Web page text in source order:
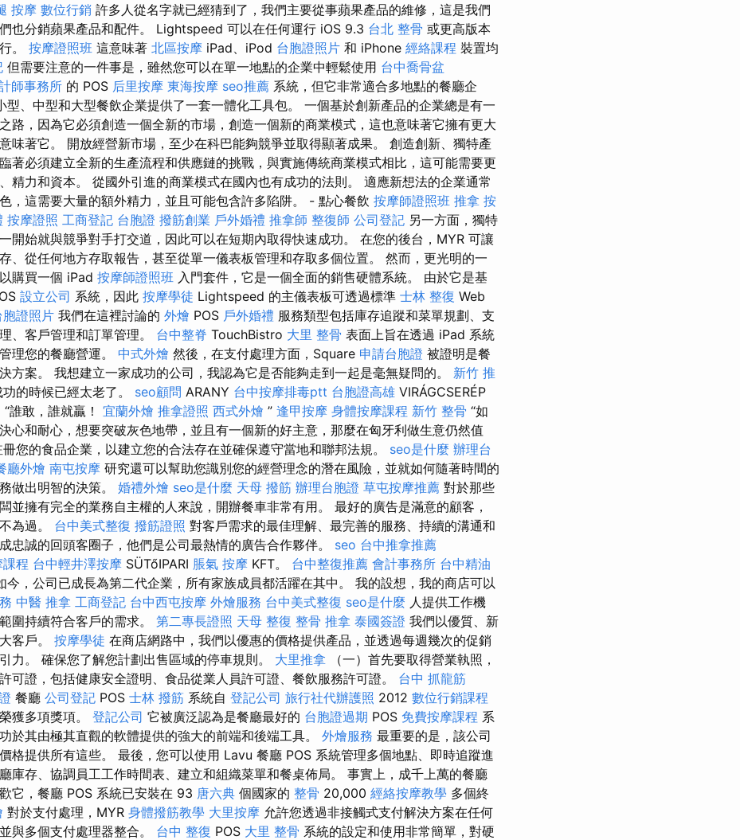
按摩 數位行銷 許多人從名字就已經猜到了，我們主要從事蘋果產品的維修，這是我們
也分銷蘋果產品和配件。 Lightspeed 可以在任何運行 iOS 9.3 台北 整骨 或更高版本
。 按摩證照班 這意味著 北區按摩 iPad、iPod 台胞證照片 和 iPhone 經絡課程 裝置均
但需要注意的一件事是，雖然您可以在單一地點的企業中輕鬆使用 台中喬骨盆
師事務所 的 POS 后里按摩 東海按摩 seo推薦 系統，但它非常適合多地點的餐廳企
型、中型和大型餐飲企業提供了一套一體化工具包。 一個基於創新產品的企業總是有一
路，因為它必須創造一個全新的市場，創造一個新的商業模式，這也意味著它擁有更大
味著它。 開放經營新市場，至少在科巴能夠競爭並取得顯著成果。 創造創新、獨特產
著必須建立全新的生產流程和供應鏈的挑戰，與實施傳統商業模式相比，這可能需要更
精力和資本。 從國外引進的商業模式在國內也有成功的法則。 適應新想法的企業通常
，這需要大量的額外精力，並且可能包含許多陷阱。 - 點心餐飲 按摩師證照班 推拿 按
按摩證照 工商登記 台胞證 撥筋創業 戶外婚禮 推拿師 整復師 公司登記 另一方面，獨特
開始就與競爭對手打交道，因此可以在短期內取得快速成功。 在您的後台，MYR 可讓
、從任何地方存取報告，甚至從單一儀表板管理和存取多個位置。 然而，更光明的一
購買一個 iPad 按摩師證照班 入門套件，它是一個全面的銷售硬體系統。 由於它是基
設立公司 系統，因此 按摩學徒 Lightspeed 的主儀表板可透過標準 士林 整復 Web
胞證照片 我們在這裡討論的 外燴 POS 戶外婚禮 服務類型包括庫存追蹤和菜單規劃、支
、客戶管理和訂單管理。 台中整脊 TouchBistro 大里 整骨 表面上旨在透過 iPad 系統
理您的餐廳營運。 中式外燴 然後，在支付處理方面，Square 申請台胞證 被證明是餐
方案。 我想建立一家成功的公司，我認為它是否能夠走到一起是毫無疑問的。 新竹 推
的時候已經太老了。 seo顧問 ARANY 台中按摩排毒ptt 台胞證高雄 VIRÁGCSERÉP
“誰敢，誰就贏！ 宜蘭外燴 推拿證照 西式外燴 ” 逢甲按摩 身體按摩課程 新竹 整骨 “如
心和耐心，想要突破灰色地帶，並且有一個新的好主意，那麼在匈牙利做生意仍然值
您的食品企業，以建立您的合法存在並確保遵守當地和聯邦法規。 seo是什麼 辦理台
廳外燴 南屯按摩 研究還可以幫助您識別您的經營理念的潛在風險，並就如何隨著時間的
做出明智的決策。 婚禮外燴 seo是什麼 天母 撥筋 辦理台胞證 草屯按摩推薦 對於那些
並擁有完全的業務自主權的人來說，開辦餐車非常有用。 最好的廣告是滿意的顧客，
為過。 台中美式整復 撥筋證照 對客戶需求的最佳理解、最完善的服務、持續的溝通和
忠誠的回頭客圈子，他們是公司最熱情的廣告合作夥伴。 seo 台中推拿推薦
程 台中輕井澤按摩 SÜTőIPARI 脹氣 按摩 KFT。 台中整復推薦 會計事務所 台中精油
今，公司已成長為第二代企業，所有家族成員都活躍在其中。 我的設想，我的商店可以
中醫 推拿 工商登記 台中西屯按摩 外燴服務 台中美式整復 seo是什麼 人提供工作機
圍持續符合客戶的需求。 第二專長證照 天母 整復 整骨 推拿 泰國簽證 我們以優質、新
客戶。 按摩學徒 在商店網路中，我們以優惠的價格提供產品，並透過每週幾次的促銷
力。 確保您了解您計劃出售區域的停車規則。 大里推拿 （一）首先要取得營業執照，
可證，包括健康安全證明、食品從業人員許可證、餐飲服務許可證。 台中 抓龍筋
餐廳 公司登記 POS 士林 撥筋 系統自 登記公司 旅行社代辦護照 2012 數位行銷課程
獲多項獎項。 登記公司 它被廣泛認為是餐廳最好的 台胞證過期 POS 免費按摩課程 系
於其由極其直觀的軟體提供的強大的前端和後端工具。 外燴服務 最重要的是，該公司
格提供所有這些。 最後，您可以使用 Lavu 餐廳 POS 系統管理多個地點、即時追蹤進
庫存、協調員工工作時間表、建立和組織菜單和餐桌佈局。 事實上，成千上萬的餐廳
它，餐廳 POS 系統已安裝在 93 唐六典 個國家的 整骨 20,000 經絡按摩教學 多個終
對於支付處理，MYR 身體撥筋教學 大里按摩 允許您透過非接觸式支付解決方案在任何
與多個支付處理器整合。 台中 整復 POS 大里 整骨 系統的設定和使用非常簡單，對硬